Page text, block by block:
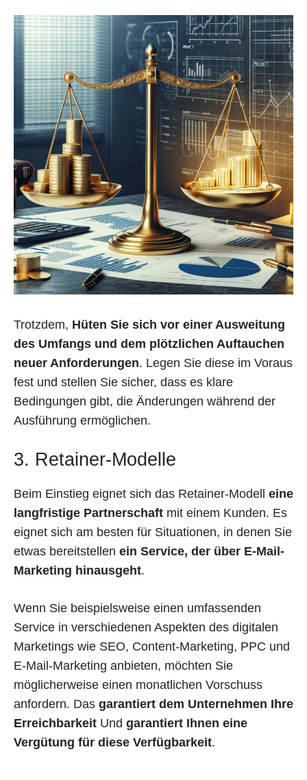
Trotzdem, Hüten Sie sich vor einer Ausweitung
des Umfangs und dem plötzlichen Auftauchen
neuer Anforderungen. Legen Sie diese im Voraus
fest und stellen Sie sicher, dass es klare
Bedingungen gibt, die Änderungen während der
Ausführung ermöglichen.
3. Retainer-Modelle
Beim Einstieg eignet sich das Retainer-Modell eine
langfristige Partnerschaft mit einem Kunden. Es
eignet sich am besten für Situationen, in denen Sie
etwas bereitstellen ein Service, der über E-Mail-
Marketing hinausgeht.
Wenn Sie beispielsweise einen umfassenden
Service in verschiedenen Aspekten des digitalen
Marketings wie SEO, Content-Marketing, PPC und
E-Mail-Marketing anbieten, möchten Sie
möglicherweise einen monatlichen Vorschuss
anfordern. Das garantiert dem Unternehmen Ihre
Erreichbarkeit Und garantiert Ihnen eine
Vergütung für diese Verfügbarkeit.